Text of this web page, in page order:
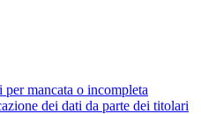
per mancata o incompleta
dei dati da parte dei titolari